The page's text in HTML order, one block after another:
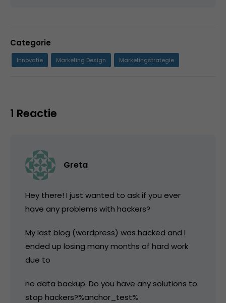
Categorie
Innovatie Marketing Design Marketingstrategie
1 Reactie
Greta
Hey there! I just wanted to ask if you ever
have any problems with hackers?
My last blog (wordpress) was hacked and I
ended up losing many months of hard work
due to
no data backup. Do you have any solutions to
stop hackers?%anchor_test%